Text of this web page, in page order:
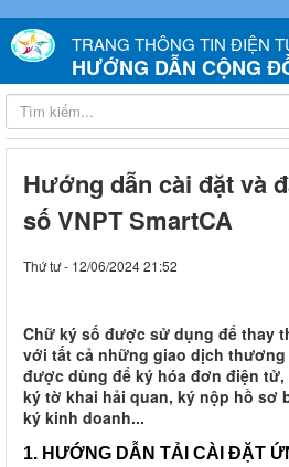
TRANG THÔNG TIN ĐIỆN
HƯỚNG DẪN CỘNG
Hướng dẫn cài đặt và
số VNPT SmartCA
Thứ tư - 12/06/2024 21:52
Chữ ký số được sử dụng để thay
với tất cả những giao dịch thương
được dùng để ký hóa đơn điện
ký tờ khai hải quan, ký nộp hồ sơ
ký kinh doanh...
1. HƯỚNG DẪN TẢI CÀI ĐẶT